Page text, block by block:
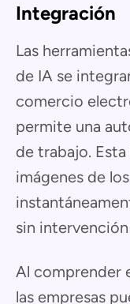
Integración
Las
de IA se
comercio
permite una
de trabajo.
imágenes de
sin intervención
Al comprender
las empresas